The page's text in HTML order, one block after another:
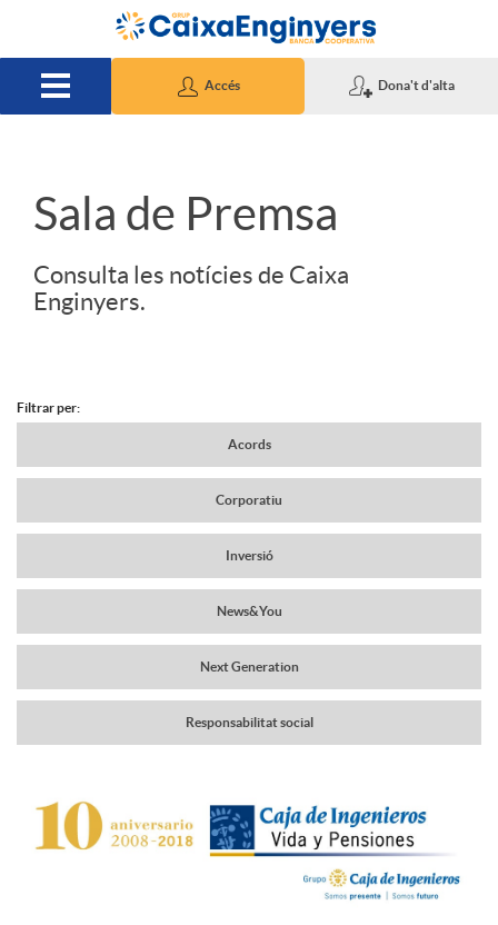
Salta al contingut principal
Accés Dona't d'alta
S
d
e
r
c
a
e
Sala de Premsa
Consulta les notícies de Caixa
Enginyers.
N
a
v
g
a
Filtrar per:
Acords
Corporatiu
Inversió
News&You
Next Generation
Responsabilitat social
C
P